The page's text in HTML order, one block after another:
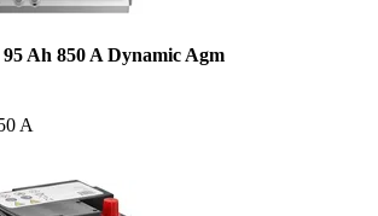
Ah 850 A Dynamic Agm
A